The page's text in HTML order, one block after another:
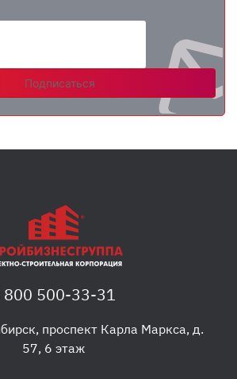
Подписаться
800 500-33-31
, проспект Карла Маркса, д.
57, 6 этаж